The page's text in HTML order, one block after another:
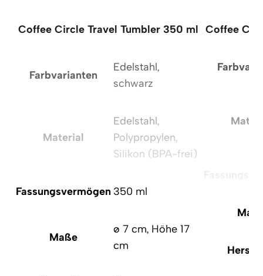
Coffee Circle Travel Tumbler 350 ml
Farbvarianten
Edelstahl,
schwarz
Material
Edelstahl,
Polypropylen,
Silikon (BPA-frei)
Fassungsvermögen 350 ml
Maße
ø 7 cm, Höhe 17
cm
Coffee